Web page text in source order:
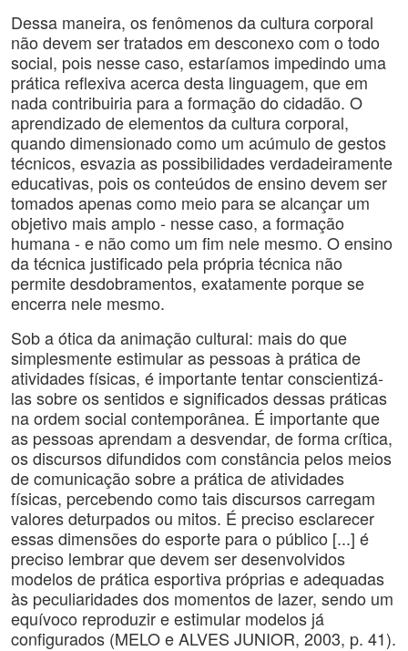
Dessa maneira, os fenômenos da cultura corporal
não devem ser tratados em desconexo com o todo
social, pois nesse caso, estaríamos impedindo uma
prática reflexiva acerca desta linguagem, que em
nada contribuiria para a formação do cidadão. O
aprendizado de elementos da cultura corporal,
quando dimensionado como um acúmulo de gestos
técnicos, esvazia as possibilidades verdadeiramente
educativas, pois os conteúdos de ensino devem ser
tomados apenas como meio para se alcançar um
objetivo mais amplo - nesse caso, a formação
humana - e não como um fim nele mesmo. O ensino
da técnica justificado pela própria técnica não
permite desdobramentos, exatamente porque se
encerra nele mesmo.
Sob a ótica da animação cultural: mais do que
simplesmente estimular as pessoas à prática de
atividades físicas, é importante tentar conscientizá-
las sobre os sentidos e significados dessas práticas
na ordem social contemporânea. É importante que
as pessoas aprendam a desvendar, de forma crítica,
os discursos difundidos com constância pelos meios
de comunicação sobre a prática de atividades
físicas, percebendo como tais discursos carregam
valores deturpados ou mitos. É preciso esclarecer
essas dimensões do esporte para o público [...] é
preciso lembrar que devem ser desenvolvidos
modelos de prática esportiva próprias e adequadas
às peculiaridades dos momentos de lazer, sendo um
equívoco reproduzir e estimular modelos já
configurados (MELO e ALVES JUNIOR, 2003, p. 41).